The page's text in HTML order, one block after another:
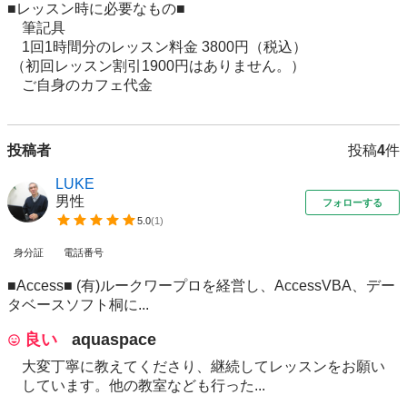
■レッスン時に必要なもの■
筆記具
1回1時間分のレッスン料金 3800円（税込）
ご自身のカフェ代金
投稿者 投稿4件
LUKE
男性
5.0(1)
フォローする
身分証 電話番号
■Access■ (有)ルークワープロを経営し、AccessVBA、デー
タベースソフト桐に...
良い aquaspace
大変丁寧に教えてくださり、継続してレッスンをお願い
しています。他の教室なども行った...